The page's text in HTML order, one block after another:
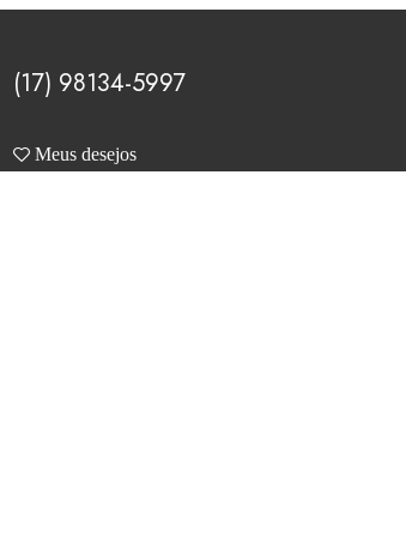
(17) 98134-5997
Meus desejos